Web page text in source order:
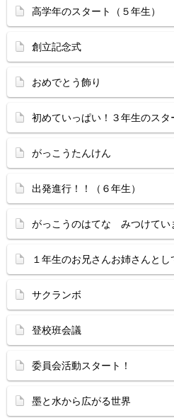
高学年のスタート（５年生）
創立記念式
おめでとう飾り
初めていっぱい！３年生のスタ
がっこうたんけん
出発進行！！（６年生）
がっこうのはてな みつけてい
１年生のお兄さんお姉さんとし
サクランボ
登校班会議
委員会活動スタート！
墨と水から広がる世界